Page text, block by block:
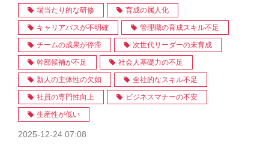
場当たり的な研修 育成の属人化
キャリアパスが不明確 管理職の育成スキル不足
チームの成果が停滞 次世代リーダーの未育成
幹部候補が不足 社会人基礎力の不足
新人の主体性の欠如 全社的なスキル不足
社員の専門性向上 ビジネスマナーの不安
生産性が低い
2025-12-24 07:08